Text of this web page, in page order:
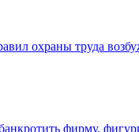
охраны труда
фирму,